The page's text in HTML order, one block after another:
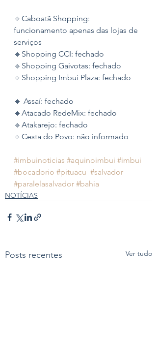
🔹Caboatã Shopping:
funcionamento apenas das lojas de
serviços
🔹Shopping CCI: fechado
🔹Shopping Gaivotas: fechado
🔹Shopping Imbuí Plaza: fechado
🔹 Assaí: fechado
🔹Atacado RedeMix: fechado
🔹Atakarejo: fechado
🔹Cesta do Povo: não informado
#imbuinoticias #aquinoimbui #imbui
#bocadorio #pituacu #salvador
#paralelasalvador #bahia
NOTÍCIAS
Posts recentes Ver tudo